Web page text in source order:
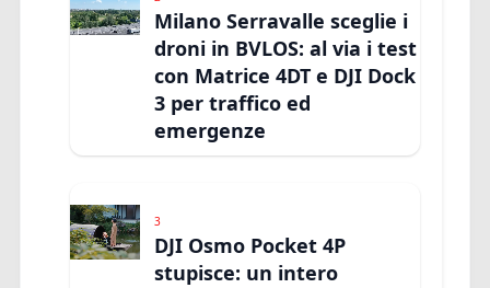
Milano Serravalle sceglie i
droni in BVLOS: al via i test
con Matrice 4DT e DJI Dock
3 per traffico ed
emergenze
3
DJI Osmo Pocket 4P
stupisce: un intero